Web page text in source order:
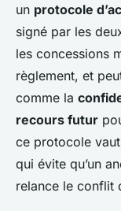
un protocole
signé par les
les concessions
règlement, et
comme la
recours futur
ce protocole
qui évite qu’un
relance le conflit